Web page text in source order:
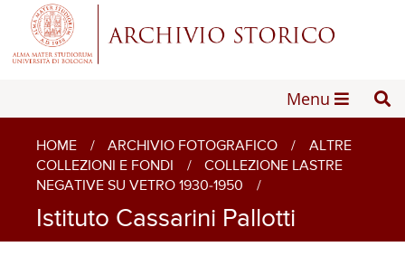
Menu
HOME / ARCHIVIO FOTOGRAFICO /
ALTRE
COLLEZIONI E FONDI
/
COLLEZIONE LASTRE
NEGATIVE SU VETRO 1930-1950
/
Istituto Cassarini Pallotti